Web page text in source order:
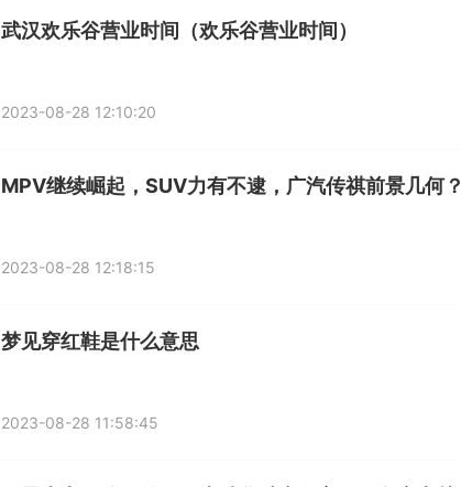
武汉欢乐谷营业时间（欢乐谷营业时间）
2023-08-28 12:10:20
MPV继续崛起，SUV力有不逮，广汽传祺前景几何？
2023-08-28 12:18:15
梦见穿红鞋是什么意思
2023-08-28 11:58:45